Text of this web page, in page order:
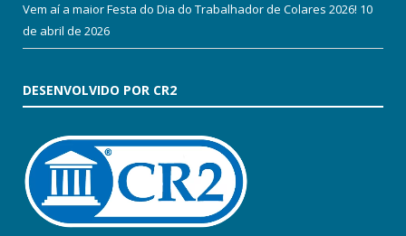
Vem aí a maior Festa do Dia do Trabalhador de Colares 2026! 10
de abril de 2026
DESENVOLVIDO POR CR2